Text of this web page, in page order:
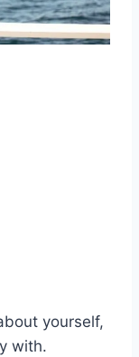
yourself,
with.